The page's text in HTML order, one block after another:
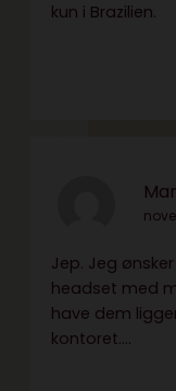
kun i Brazilien.
Jep. Jeg
headset med
have dem
kontoret….